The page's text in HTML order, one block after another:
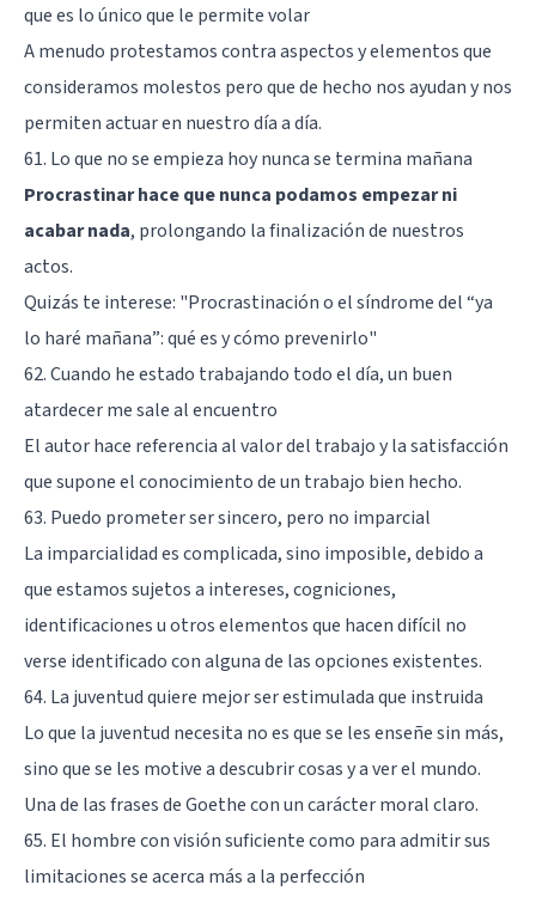
que es lo único que le permite volar
A menudo protestamos contra aspectos y elementos que
consideramos molestos pero que de hecho nos ayudan y nos
permiten actuar en nuestro día a día.
61. Lo que no se empieza hoy nunca se termina mañana
Procrastinar hace que nunca podamos empezar ni
acabar nada, prolongando la finalización de nuestros
actos.
Quizás te interese: "Procrastinación o el síndrome del “ya
lo haré mañana”: qué es y cómo prevenirlo"
62. Cuando he estado trabajando todo el día, un buen
atardecer me sale al encuentro
El autor hace referencia al valor del trabajo y la satisfacción
que supone el conocimiento de un trabajo bien hecho.
63. Puedo prometer ser sincero, pero no imparcial
La imparcialidad es complicada, sino imposible, debido a
que estamos sujetos a intereses, cogniciones,
identificaciones u otros elementos que hacen difícil no
verse identificado con alguna de las opciones existentes.
64. La juventud quiere mejor ser estimulada que instruida
Lo que la juventud necesita no es que se les enseñe sin más,
sino que se les motive a descubrir cosas y a ver el mundo.
Una de las frases de Goethe con un carácter moral claro.
65. El hombre con visión suficiente como para admitir sus
limitaciones se acerca más a la perfección